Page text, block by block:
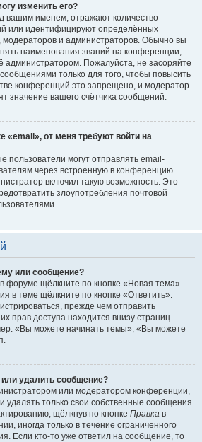
изменить его?
вашим именем, отражают количество
или идентифицируют определённых
модераторов и администраторов. Обычно вы
наименования званий на конференции,
администратором. Пожалуйста, не засоряйте
только для того, чтобы повысить
конференций это запрещено, и модератор
значение вашего счётчика сообщений.
«email», от меня требуют войти на
пользователи могут отправлять email-
через встроенную в конференцию
включил такую возможность. Это
злоупотребления почтовой
или сообщение?
форуме щёлкните по кнопке «Новая тема».
в теме щёлкните по кнопке «Ответить».
прежде чем отправить
прав доступа находится внизу страниц
«Вы можете начинать темы», «Вы можете
или удалить сообщение?
или модератором конференции,
удалять только свои собственные сообщения.
щёлкнув по кнопке Правка в
иногда только в течение ограниченного
Если кто-то уже ответил на сообщение, то